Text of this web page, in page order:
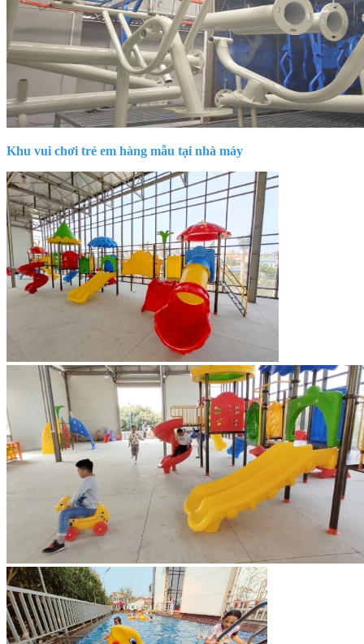
Khu vui chơi trẻ em hàng mẫu tại nhà máy